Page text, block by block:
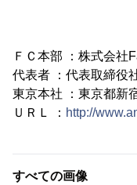
ＦＣ本部 ：株式会社
代表者 ：代表取締役
東京本社 ：東京都新
ＵＲＬ ： http://
すべての画像